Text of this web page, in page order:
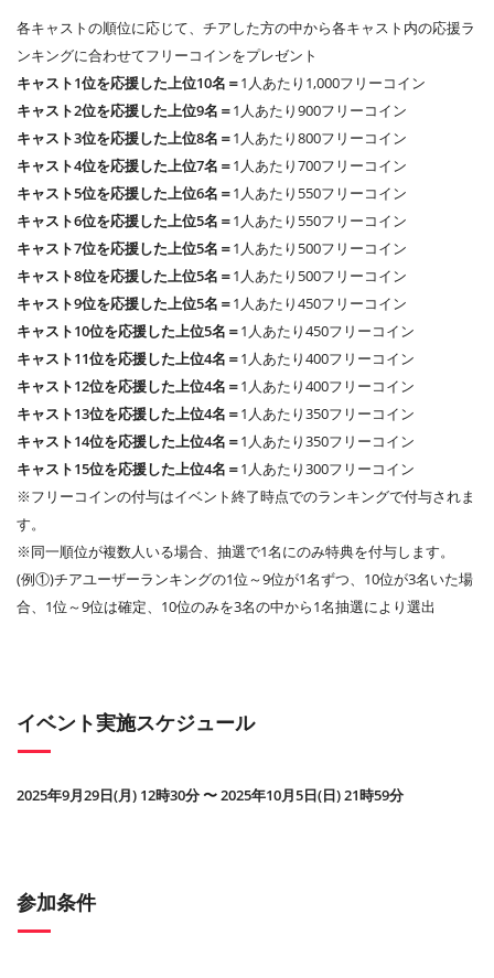
各キャストの順位に応じて、チアした方の中から各キャスト内の応援ラ
ンキングに合わせてフリーコインをプレゼント
キャスト1位を応援した上位10名＝1人あたり1,000フリーコイン
キャスト2位を応援した上位9名＝1人あたり900フリーコイン
キャスト3位を応援した上位8名＝1人あたり800フリーコイン
キャスト4位を応援した上位7名＝1人あたり700フリーコイン
キャスト5位を応援した上位6名＝1人あたり550フリーコイン
キャスト6位を応援した上位5名＝1人あたり550フリーコイン
キャスト7位を応援した上位5名＝1人あたり500フリーコイン
キャスト8位を応援した上位5名＝1人あたり500フリーコイン
キャスト9位を応援した上位5名＝1人あたり450フリーコイン
キャスト10位を応援した上位5名＝1人あたり450フリーコイン
キャスト11位を応援した上位4名＝1人あたり400フリーコイン
キャスト12位を応援した上位4名＝1人あたり400フリーコイン
キャスト13位を応援した上位4名＝1人あたり350フリーコイン
キャスト14位を応援した上位4名＝1人あたり350フリーコイン
キャスト15位を応援した上位4名＝1人あたり300フリーコイン
※フリーコインの付与はイベント終了時点でのランキングで付与されま
す。
※同一順位が複数人いる場合、抽選で1名にのみ特典を付与します。
(例①)チアユーザーランキングの1位～9位が1名ずつ、10位が3名いた場
合、1位～9位は確定、10位のみを3名の中から1名抽選により選出
イベント実施スケジュール
2025年9月29日(月) 12時30分 〜 2025年10月5日(日) 21時59分
参加条件